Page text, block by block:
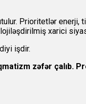
Prioritetlər
xarici
işdir.
zəfər çalıb.